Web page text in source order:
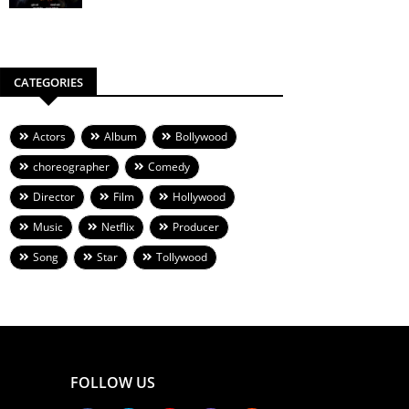
CATEGORIES
Actors Album
Bollywood
choreographer
Comedy
Director
Film
Hollywood
Music
Netflix
Producer
Song
Star Tollywood
FOLLOW US